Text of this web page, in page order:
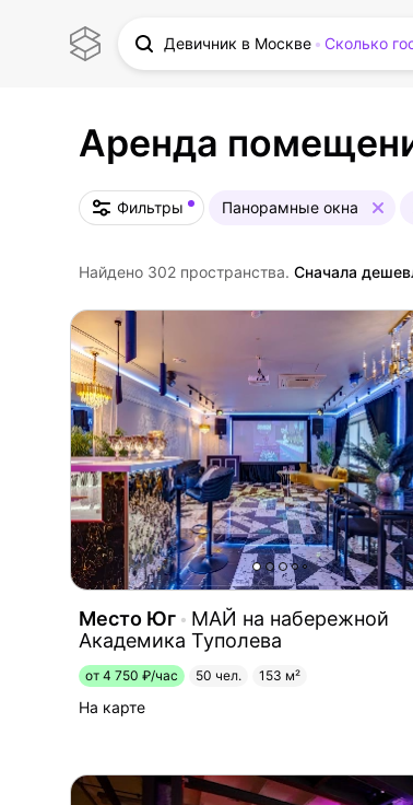
Девичник в Москве Сколько
Аренда
Фильтры Панорамные окна
Найдено 302 пространства. Сначала
Место Юг
МАЙ на набережной
Академика Туполева
от 4 750 ₽/час 50 чел. 153 м²
На карте